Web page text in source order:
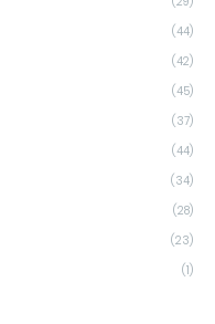
(44)
(42)
(45)
(37)
(44)
(34)
(28)
(23)
(1)